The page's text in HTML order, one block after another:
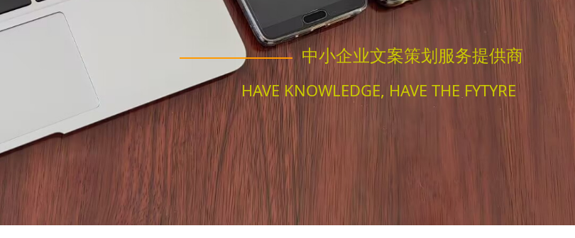
中小企业文案策划服务提供商
HAVE KNOWLEDGE, HAVE THE FYTYRE